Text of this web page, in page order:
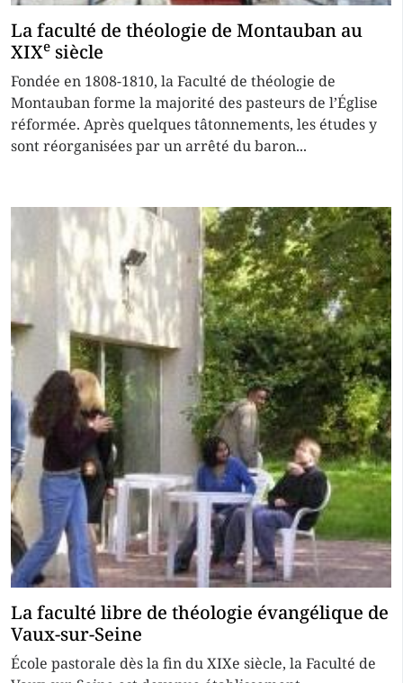
La faculté de théologie de Montauban au
XIXe siècle
Fondée en 1808-1810, la Faculté de théologie de
Montauban forme la majorité des pasteurs de l’Église
réformée. Après quelques tâtonnements, les études y
sont réorganisées par un arrêté du baron...
La faculté libre de théologie évangélique de
Vaux-sur-Seine
École pastorale dès la fin du XIXe siècle, la Faculté de